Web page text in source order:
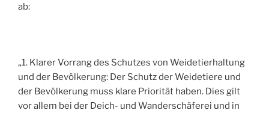
ab:
„1. Klarer Vorrang des Schutzes von Weidetierhaltung
und der Bevölkerung: Der Schutz der Weidetiere und
der Bevölkerung muss klare Priorität haben. Dies gilt
vor allem bei der Deich- und Wanderschäferei und in